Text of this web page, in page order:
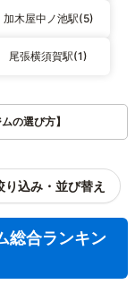
加木屋中ノ池駅(5)
尾張横須賀駅(1)
の選び方】
り込み・並び替え
総合ランキン